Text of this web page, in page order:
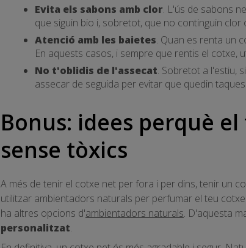
Evita els sabons amb clor. L'ús de sabons
que siguin bio i, sobretot, que no continguin
Atenció amb les baietes. Quan es renta un
En aquests casos, i sempre que rentis el cotxe,
No t'oblidis de l'assecat. Sobretot a l'estiu,
assecar de seguida per evitar que quedin
Bonus: idees perquè
sense tòxics
A més de tenir el cotxe net per fora i per dins, tenir un
utilitzar ambientadors naturals per perfumar el teu
ha altres opcions d'ambientadors naturals. D'aquesta
personalitzat.